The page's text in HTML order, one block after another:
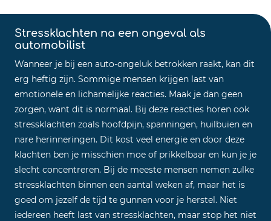
Stressklachten na een ongeval als
automobilist
Wanneer je bij een auto-ongeluk betrokken raakt, kan dit
erg heftig zijn. Sommige mensen krijgen last van
emotionele en lichamelijke reacties. Maak je dan geen
zorgen, want dit is normaal. Bij deze reacties horen ook
stressklachten zoals hoofdpijn, spanningen, huilbuien en
nare herinneringen. Dit kost veel energie en door deze
klachten ben je misschien moe of prikkelbaar en kun je je
slecht concentreren. Bij de meeste mensen nemen zulke
stressklachten binnen een aantal weken af, maar het is
goed om jezelf de tijd te gunnen voor je herstel. Niet
iedereen heeft last van stressklachten, maar stop het niet